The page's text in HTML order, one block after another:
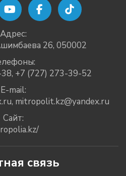
Адрес:
26, 050002
, +7 (727) 273-39-52
E-mail:
, mitropolit.kz@yandex.ru
Сайт:
связь